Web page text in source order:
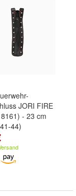
JORI FIRE
- 23 cm
44)